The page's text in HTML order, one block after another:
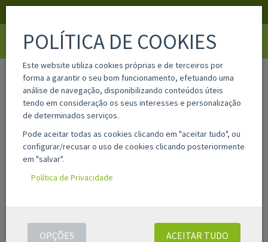
home sa822544512
POLÍTICA DE COOKIES
Este website utiliza cookies próprias e de terceiros por
forma a garantir o seu bom funcionamento, efetuando uma
análise de navegação, disponibilizando conteúdos úteis
tendo em consideração os seus interesses e personalização
de determinados serviços.
Pode aceitar todas as cookies clicando em "aceitar tudo", ou
configurar/recusar o uso de cookies clicando posteriormente
em "salvar".
Política de Privacidade
ACEITAR TUDO
OPÇÕES